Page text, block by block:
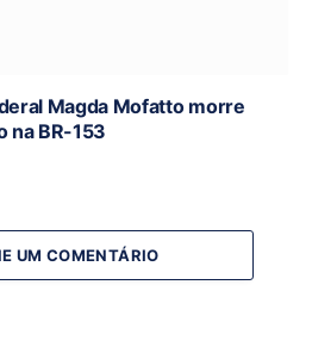
Magda Mofatto morre
na BR-153
UM COMENTÁRIO